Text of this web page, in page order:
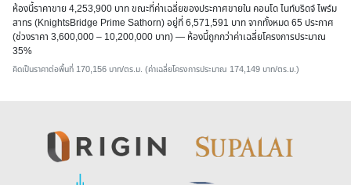
ห้องนี้ราคาขาย 4,253,900 บาท ขณะที่ค่าเฉลี่ยของประกาศขายใน คอนโด ไนท์บริดจ์ ไพร์ม
สาทร (KnightsBridge Prime Sathorn) อยู่ที่ 6,571,591 บาท จากทั้งหมด 65 ประกาศ
(ช่วงราคา 3,600,000 – 10,200,000 บาท) — ห้องนี้ถูกกว่าค่าเฉลี่ยโครงการประมาณ
35%
คิดเป็นราคาต่อพื้นที่ 170,156 บาท/ตร.ม. (ค่าเฉลี่ยโครงการประมาณ 174,149 บาท/ตร.ม.)